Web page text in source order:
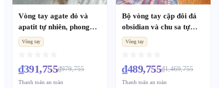
Vòng tay agate đỏ và
apatit tự nhiên, phong
cách Tân Trung Quốc
tôn da trắng đeo lớp, quà
Vòng tay
₫391,755₫979,755
Thanh toán an toàn
Bộ vòng tay cặp đôi đá
obsidian và chu sa tự
nhiên, phong cách cao
cấp, quà tặng lễ hội kỷ
gái
Vòng tay
₫489,755₫1,469,755
Thanh toán an toàn